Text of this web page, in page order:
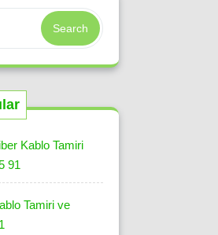
Search
Kablo Tamiri
91
Tamiri ve